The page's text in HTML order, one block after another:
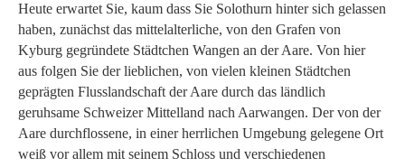
Heute erwartet Sie, kaum dass Sie Solothurn hinter sich gelassen
haben, zunächst das mittelalterliche, von den Grafen von
Kyburg gegründete Städtchen Wangen an der Aare. Von hier
aus folgen Sie der lieblichen, von vielen kleinen Städtchen
geprägten Flusslandschaft der Aare durch das ländlich
geruhsame Schweizer Mittelland nach Aarwangen. Der von der
Aare durchflossene, in einer herrlichen Umgebung gelegene Ort
weiß vor allem mit seinem Schloss und verschiedenen